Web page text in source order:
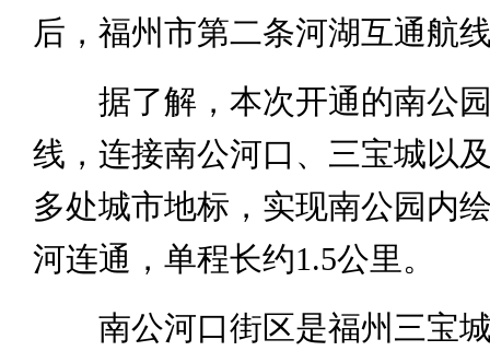
后，福州市第二条河湖互通航
据了解，本次开通的南公
线，连接南公河口、三宝城以
多处城市地标，实现南公园内
河连通，单程长约1.5公里。
南公河口街区是福州三宝城